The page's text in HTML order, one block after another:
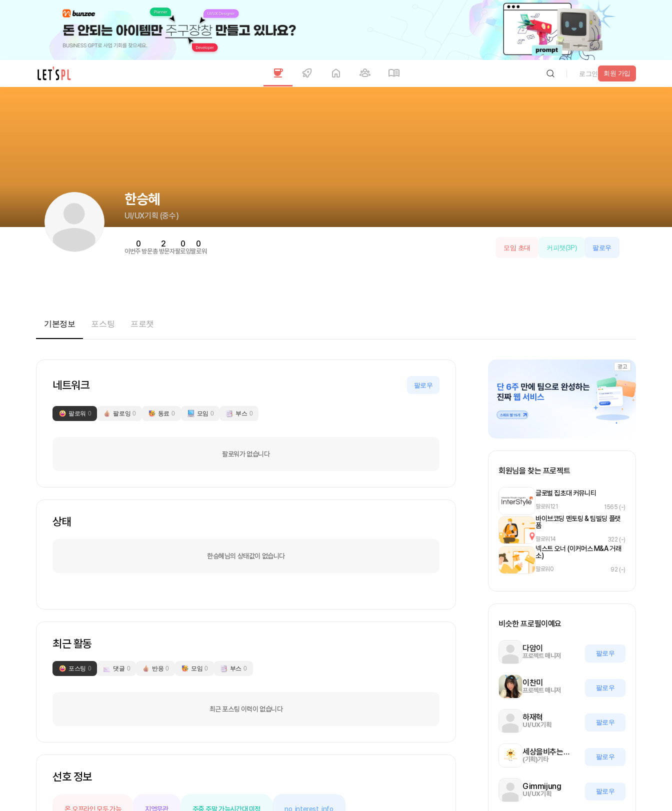
로그인 회원 가입
한승혜
UI/UX기획 (중수)
이번주 방문
0
총 방문자
2
팔로잉
0
팔로워
0 모임 초대 커피챗(3P) 팔로우
기본정보 포스팅 프로챗
네트워크 팔로우
팔로워 0 팔로잉 0 동료 0 모임 0 부스 0
팔로워가 없습니다
상태
한승혜님의 상태값이 없습니다
최근 활동
포스팅 0 댓글 0 반응 0 모임 0 부스 0
최근 포스팅 이력이 없습니다
선호 정보
온,오프라인 모두 가능 지역무관 주중,주말 가능시간대 미정 no_interest_info
광고
회원님을 찾는 프로젝트
글로벌 집초대 커뮤니티
팔로워121 1565 (-)
바이브코딩 멘토링 & 팀빌딩 플랫
폼
팔로워14 322 (-)
넥스트 오너 (이커머스 M&A 거래
소)
팔로워0 92 (-)
비슷한 프로필이예요
다암이
프로젝트 매니저 팔로우
이찬미
프로젝트 매니저 팔로우
하재혁
UI/UX기획 팔로우
세상을비추는올기자
(기획)기타 팔로우
Gimmijung
UI/UX기획 팔로우